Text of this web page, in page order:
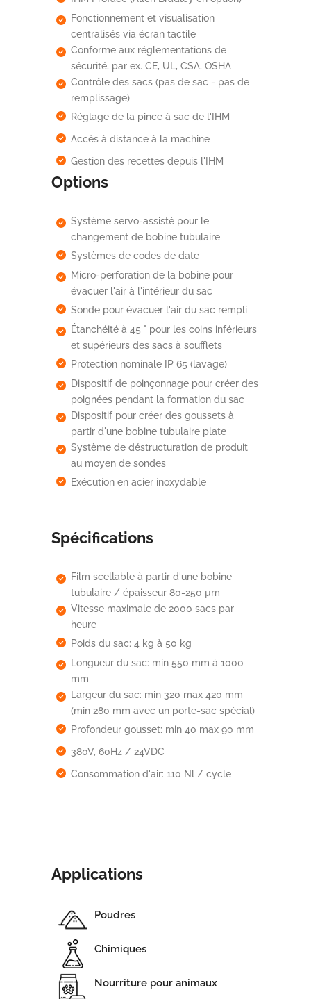
Fonctionnement et visualisation
centralisés via écran tactile
Conforme aux réglementations de
sécurité, par ex. CE, UL, CSA, OSHA
Contrôle des sacs (pas de sac - pas de
remplissage)
Réglage de la pince à sac de l'IHM
Accès à distance à la machine
Gestion des recettes depuis l'IHM
Options
Système servo-assisté pour le
changement de bobine tubulaire
Systèmes de codes de date
Micro-perforation de la bobine pour
évacuer l'air à l'intérieur du sac
Sonde pour évacuer l'air du sac rempli
Étanchéité à 45 ° pour les coins inférieurs
et supérieurs des sacs à soufflets
Protection nominale IP 65 (lavage)
Dispositif de poinçonnage pour créer des
poignées pendant la formation du sac
Dispositif pour créer des goussets à
partir d'une bobine tubulaire plate
Système de déstructuration de produit
au moyen de sondes
Exécution en acier inoxydable
Spécifications
Film scellable à partir d'une bobine
tubulaire / épaisseur 80-250 µm
Vitesse maximale de 2000 sacs par
heure
Poids du sac: 4 kg à 50 kg
Longueur du sac: min 550 mm à 1000
mm
Largeur du sac: min 320 max 420 mm
(min 280 mm avec un porte-sac spécial)
Profondeur gousset: min 40 max 90 mm
380V, 60Hz / 24VDC
Consommation d'air: 110 Nl / cycle
Applications
Poudres
Chimiques
Nourriture pour animaux